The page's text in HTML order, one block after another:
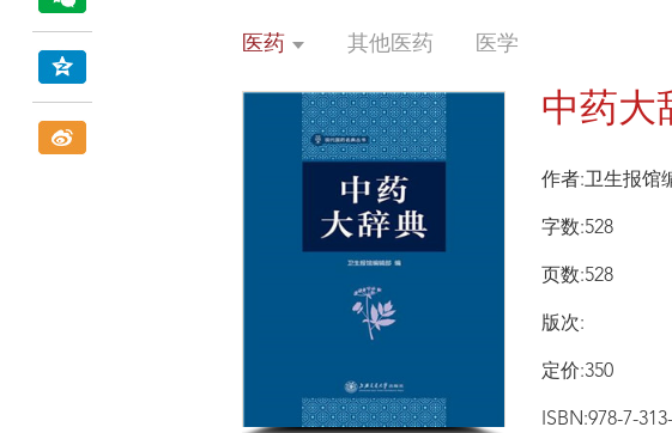
医药 其他医药 医学
中药大
作者:卫生报馆
字数:528
页数:528
版次:
定价:350
ISBN:978-7-